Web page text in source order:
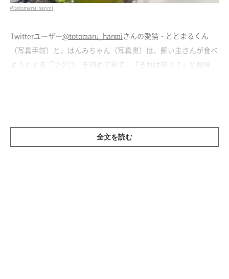
@totomaru_hanmi
Twitterユーザー@totomaru_hanmiさんの愛猫・ととまるくん
（写真手前）と、はんみちゃん（写真奥）は、飼い主さんが食べ
ようとする「マグロ」を初めて見て、「それは何！？」と興味
全文を読む